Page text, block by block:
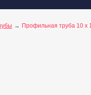
Профильная труба 10 х